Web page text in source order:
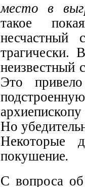
место в
такое
несчастный
трагически.
неизвестный
Это
Но
Некоторые
покушение.
С вопроса